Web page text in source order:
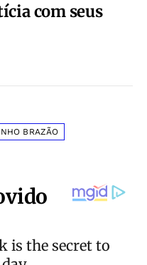
com seus
BRAZÃO